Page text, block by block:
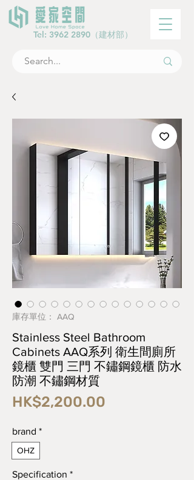
Tel: 3962 2890 （建材部）
庫存單位： AAQ
Stainless Steel Bathroom
Cabinets AAQ系列 衛生間廁所
鏡櫃 雙門 三門 不鏽鋼鏡櫃 防水
防潮 不鏽鋼材質
HK$2,200.00
brand *
OHZ
Specification *